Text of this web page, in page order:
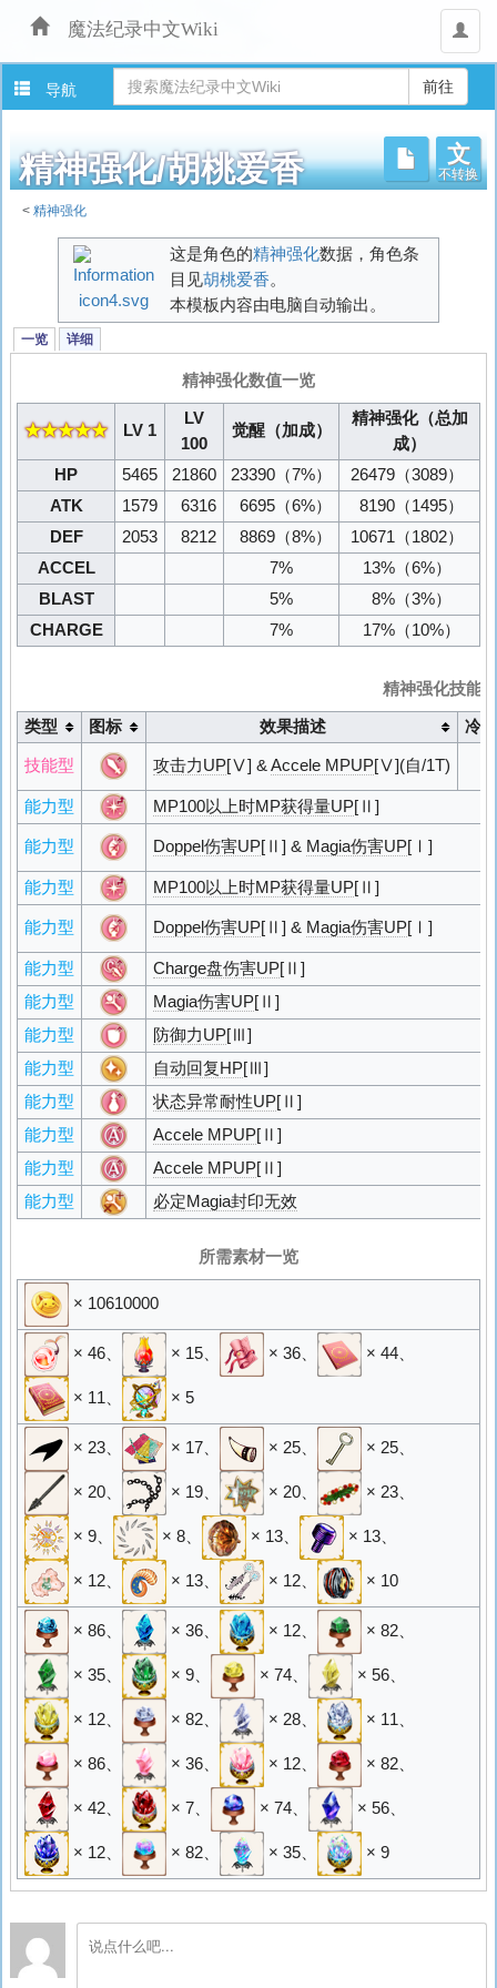
魔法纪录中文Wiki
用
户
导航
精神强化/胡桃爱香
文
不转换
<精神强化
航
、
索
这是角色的精神强化数据，角色条
目见胡桃爱香。
本模板内容由电脑自动输出。
一览 详细
精神强化数值一览
★★★★★ LV 1
LV
100
觉醒（加成）
精神强化（总加
成）
HP
5465 21860 23390 （7%） 26479 （3089）
ATK
1579 6316 6695 （6%） 8190 （1495）
DEF
2053 8212 8869 （8%） 10671 （1802）
ACCEL
7% 13% （6%）
BLAST
5% 8% （3%）
CHARGE
7% 17% （10%）
精神强化技能
类型 图标 效果描述 冷却
技能型 攻击力UP[Ⅴ] &Accele MPUP[Ⅴ](自/1T)
能力型 MP100以上时MP获得量UP[Ⅱ]
能力型 Doppel伤害UP[Ⅱ] & Magia伤害UP[Ⅰ]
能力型 MP100以上时MP获得量UP[Ⅱ]
能力型 Doppel伤害UP[Ⅱ] & Magia伤害UP[Ⅰ]
能力型 Charge盘伤害UP[Ⅱ]
能力型
Magia伤害UP[Ⅱ]
能力型
防御力UP[Ⅲ]
能力型
自动回复HP[Ⅲ]
能力型
状态异常耐性UP[Ⅱ]
能力型
Accele MPUP[Ⅱ]
能力型
Accele MPUP[Ⅱ]
能力型
必定Magia封印无效
所需素材一览
× 10610000
× 46、 × 15、 × 36、 × 44、
× 11 × 5
× 23、 × 17、 × 25、 × 25、
× 20、 × 19、 × 20、 × 23、
× 9、 × 8、 × 13、 × 13、
× 12、 × 13、 × 12、 × 10
× 86、 × 36、 × 12、 × 82、
× 35、 × 9、 × 74、 × 56、
× 12、 × 82、 × 28、 × 11
× 86、 × 36、 × 12、 × 82、
× 42、 × 7、 × 74、 × 56、
× 12、 × 82、 × 35、 × 9